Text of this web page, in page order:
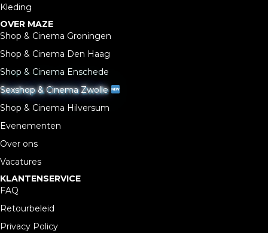
Kleding
OVER MAZE
Shop & Cinema Groningen
Shop & Cinema Den Haag
Shop & Cinema Enschede
Sexshop & Cinema Zwolle
Shop & Cinema Hilversum
Evenementen
Over ons
Vacatures
KLANTENSERVICE
FAQ
Retourbeleid
Privacy Policy